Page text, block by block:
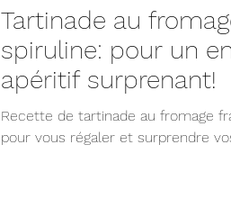
Tartinade au
spiruline: pour un
apéritif surprenant!
Recette de tartinade au fromage
pour vous régaler et surprendre